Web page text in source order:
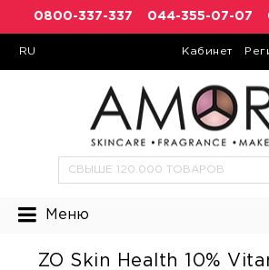
0800-337-337 044-355-07-07
RU Кабинет
Меню
ZO Skin Health 10%